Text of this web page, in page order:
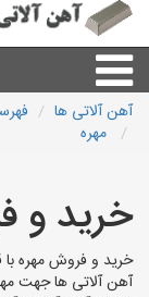
آهن آلاتی ها
مهره
خرید و
خرید و فروش مهره
آهن آلاتی ها جهت